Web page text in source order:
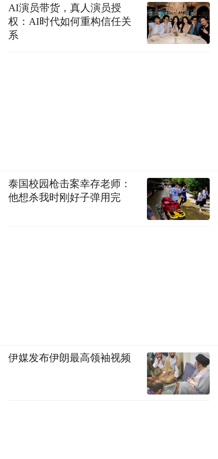
AI演员带货，真人演员授
权：AI时代如何重构信任关
系
泰国校园枪击案幸存老师：
他想杀我时刚好子弹用完
伊媒发布伊朗最高领袖视频